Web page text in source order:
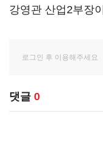
강영관 산업2부장
댓글 0